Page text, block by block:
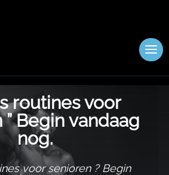
routines voor
Begin vandaag
nog.​
voor senioren ? Begin